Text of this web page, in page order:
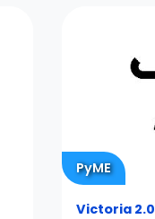
PyME
Victoria 2.0